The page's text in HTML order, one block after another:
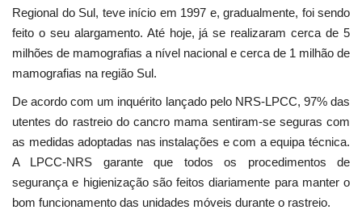
Regional do Sul, teve início em 1997 e, gradualmente, foi sendo
feito o seu alargamento. Até hoje, já se realizaram cerca de 5
milhões de mamografias a nível nacional e cerca de 1 milhão de
mamografias na região Sul.
De acordo com um inquérito lançado pelo NRS-LPCC, 97% das
utentes do rastreio do cancro mama sentiram-se seguras com
as medidas adoptadas nas instalações e com a equipa técnica.
A LPCC-NRS garante que todos os procedimentos de
segurança e higienização são feitos diariamente para manter o
bom funcionamento das unidades móveis durante o rastreio.